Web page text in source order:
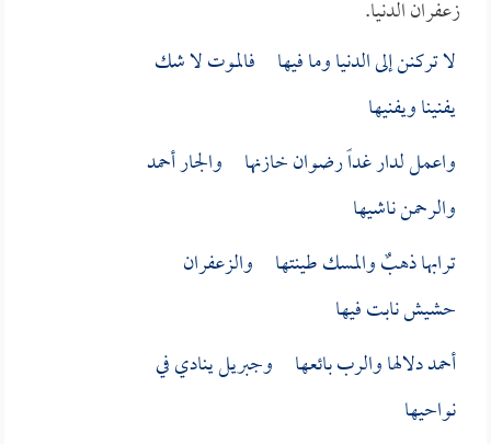
زعفران الدنيا.
لا تركنن إلى الدنيا وما فيها فالموت لا شك
يفنينا ويفنيها
واعمل لدار غداً رضوان خازنها والجار أحمد
والرحمن ناشيها
ترابها ذهبٌ والمسك طينتها والزعفران
حشيش نابت فيها
أحمد دلالها والرب بائعها وجبريل ينادي في
نواحيها